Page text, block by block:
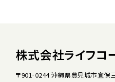
株式会社ライフコ
〒901-0244 沖縄県豊見城市宜保